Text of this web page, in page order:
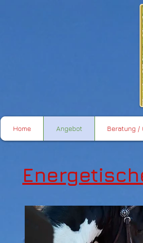
Home Angebot Beratung /